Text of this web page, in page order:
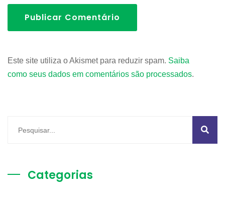
Publicar Comentário
Este site utiliza o Akismet para reduzir spam. Saiba
como seus dados em comentários são processados.
Categorias